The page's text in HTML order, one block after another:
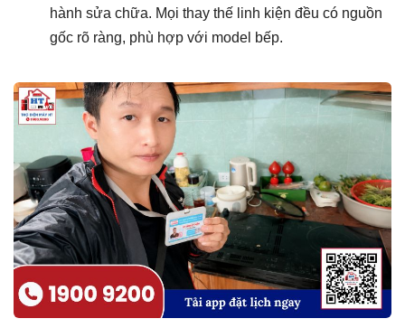
hành sửa chữa. Mọi thay thế linh kiện đều có nguồn
gốc rõ ràng, phù hợp với model bếp.